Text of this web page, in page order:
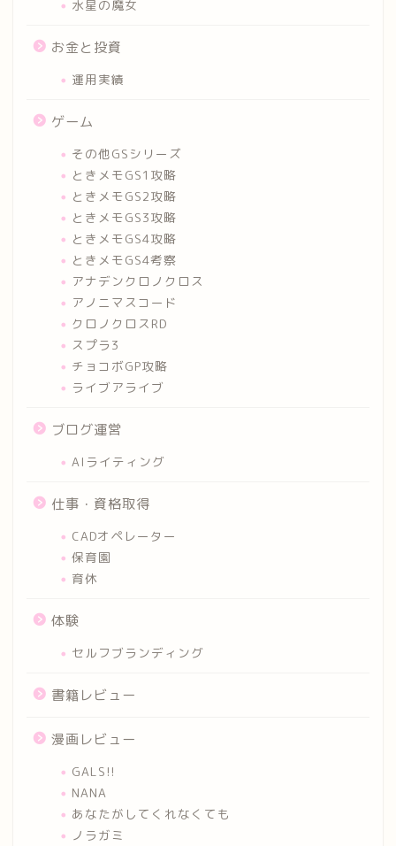
水星の魔女
お金と投資
運用実績
ゲーム
その他GSシリーズ
ときメモGS1攻略
ときメモGS2攻略
ときメモGS3攻略
ときメモGS4攻略
ときメモGS4考察
アナデンクロノクロス
アノニマスコード
クロノクロスRD
スプラ3
チョコボGP攻略
ライブアライブ
ブログ運営
AIライティング
仕事・資格取得
CADオペレーター
保育園
育休
体験
セルフブランディング
書籍レビュー
漫画レビュー
GALS!!
NANA
あなたがしてくれなくても
ノラガミ